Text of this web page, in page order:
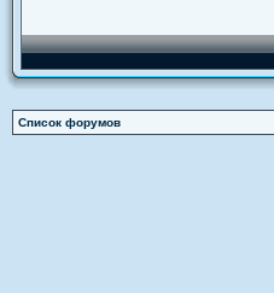
Список форумов